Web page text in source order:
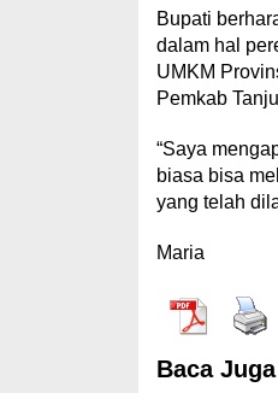
Bupati
dalam hal
UMKM
Pemkab
“Saya
biasa bisa
yang telah
Maria
Baca Juga